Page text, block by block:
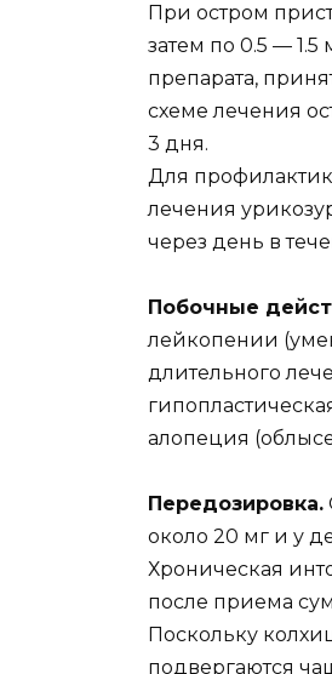
При остром
затем по 0.5 —
препарата,
схеме лечения
3 дня.
Для
лечения
через день в
Побочные
лейкопении
длительного
алопеция
Передозировка.
около 20 мг и у
Хроническая
после приема
Поскольку
подвергаются